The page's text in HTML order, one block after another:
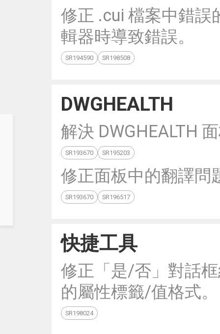
修正 .cui 檔案中錯誤
輯器時導致錯誤。
SR194590 SR198508
DWGHEALTH
解決 DWGHEALTH
SR193670 SR195203
修正面板中的翻譯問
SR193670 SR196517
快捷工具
修正「是/否」對話
的屬性標籤/值格式。
SR198024